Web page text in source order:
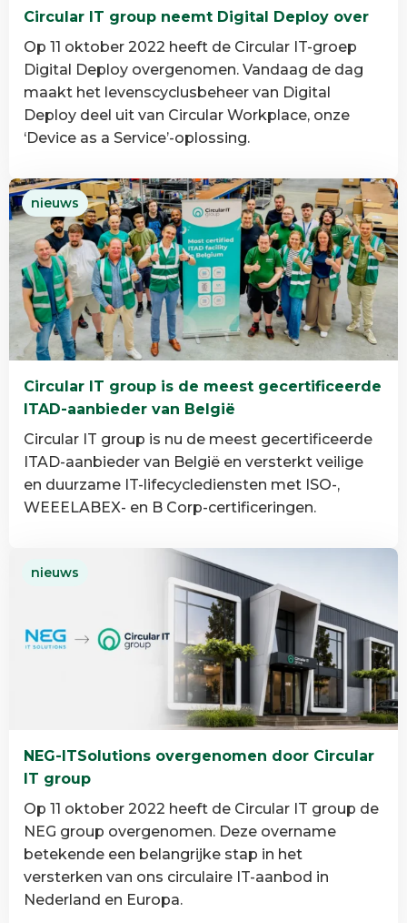
Circular IT group neemt Digital Deploy over
Op 11 oktober 2022 heeft de Circular IT-groep
Digital Deploy overgenomen. Vandaag de dag
maakt het levenscyclusbeheer van Digital
Deploy deel uit van Circular Workplace, onze
‘Device as a Service’-oplossing.
Lees
meer
over
Circular
IT
group
neemt
Digital
over
nieuws
Circular IT group is de meest gecertificeerde
ITAD-aanbieder van België
Circular IT group is nu de meest gecertificeerde
ITAD-aanbieder van België en versterkt veilige
en duurzame IT-lifecyclediensten met ISO-,
WEEELABEX- en B Corp-certificeringen.
meer
Circular
gecertificeerde
ITAD-
aanbieder
van
België
nieuws
NEG-ITSolutions overgenomen door Circular
IT group
Op 11 oktober 2022 heeft de Circular IT group de
NEG group overgenomen. Deze overname
betekende een belangrijke stap in het
versterken van ons circulaire IT-aanbod in
Nederland en Europa.